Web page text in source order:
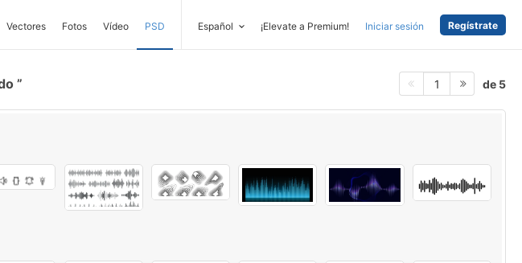
Vectores Fotos Vídeo PSD Español ¡Elevate a Premium! Iniciar sesión Regístrate
1 de 5